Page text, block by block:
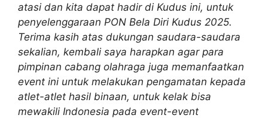
atasi dan kita dapat hadir di Kudus ini, untuk
penyelenggaraan PON Bela Diri Kudus 2025.
Terima kasih atas dukungan saudara-saudara
sekalian, kembali saya harapkan agar para
pimpinan cabang olahraga juga memanfaatkan
event ini untuk melakukan pengamatan kepada
atlet-atlet hasil binaan, untuk kelak bisa
mewakili Indonesia pada event-event